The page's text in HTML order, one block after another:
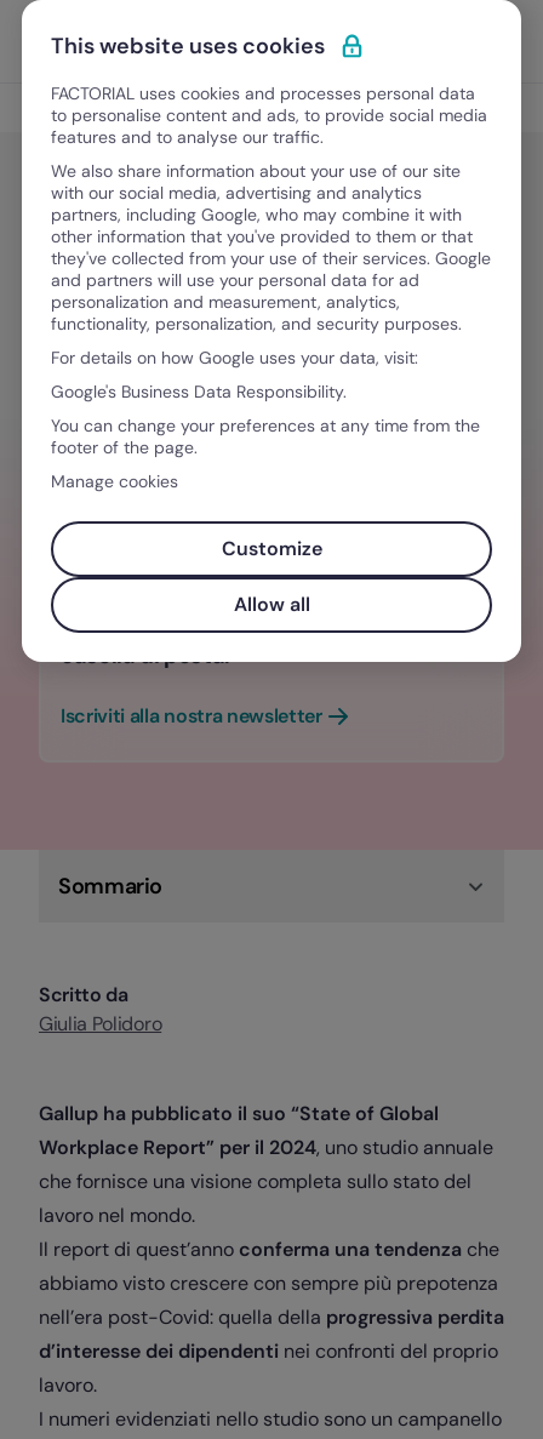
Vai al contenuto
Scopri Factorial
The Rocket
Gestione del Talento
Gallup lancia l’allarme: Italia tra le
peggiori al mondo per employee
engagement
2 Marzo, 2026·8 minuti di lettura
HAI BISOGNO D´AIUTO PER GESTIRE I TEAM
Contenuti e approfondimenti sul mondo
del lavoro che fanno la differenza, due
volte al mese, direttamente nella tua
casella di posta.
Iscriviti alla nostra newsletter
Sommario
Scritto da
Giulia Polidoro
Gallup ha pubblicato il suo “State of Global
Workplace Report” per il 2024, uno studio annuale
che fornisce una visione completa sullo stato del
lavoro nel mondo.
Il report di quest’anno conferma una tendenza che
abbiamo visto crescere con sempre più prepotenza
nell’era post-Covid: quella della progressiva perdita
d’interesse dei dipendenti nei confronti del proprio
lavoro.
I numeri evidenziati nello studio sono un campanello
This website uses cookies
FACTORIAL uses cookies and processes personal data
to personalise content and ads, to provide social media
features and to analyse our traffic.
We also share information about your use of our site
with our social media, advertising and analytics
partners, including Google, who may combine it with
other information that you've provided to them or that
they've collected from your use of their services. Google
and partners will use your personal data for ad
personalization and measurement, analytics,
functionality, personalization, and security purposes.
For details on how Google uses your data, visit:
Google's Business Data Responsibility.
You can change your preferences at any time from the
footer of the page.
Manage cookies
Customize
Allow all